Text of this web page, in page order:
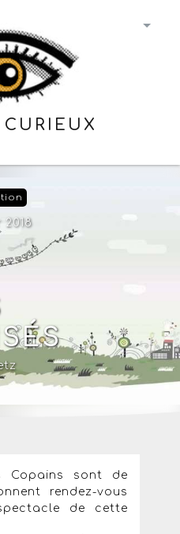
2018
Copains sont de
rendez-vous
de cette